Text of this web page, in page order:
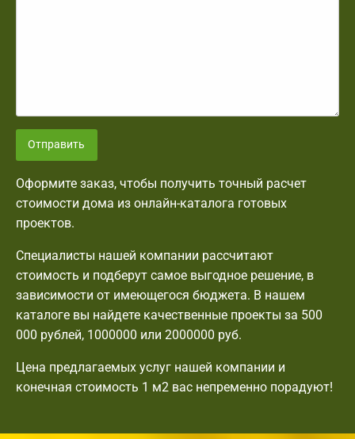
Отправить
Оформите заказ, чтобы получить точный расчет
стоимости дома из онлайн-каталога готовых
проектов.
Специалисты нашей компании рассчитают
стоимость и подберут самое выгодное решение, в
зависимости от имеющегося бюджета. В нашем
каталоге вы найдете качественные проекты за 500
000 рублей, 1000000 или 2000000 руб.
Цена предлагаемых услуг нашей компании и
конечная стоимость 1 м2 вас непременно порадуют!